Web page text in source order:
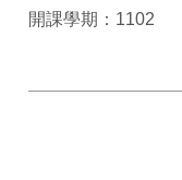
開課學期：1102